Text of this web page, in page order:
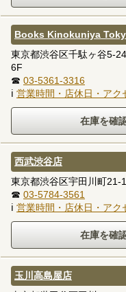
Books Kinokuniya
東京都渋谷区千駄ヶ谷5-
6F
☎ 03-5361-3316
ℹ 営業時間・店休日・アク
西武渋谷店
東京都渋谷区宇田川町21-
☎ 03-5784-3561
ℹ 営業時間・店休日・アク
玉川高島屋店